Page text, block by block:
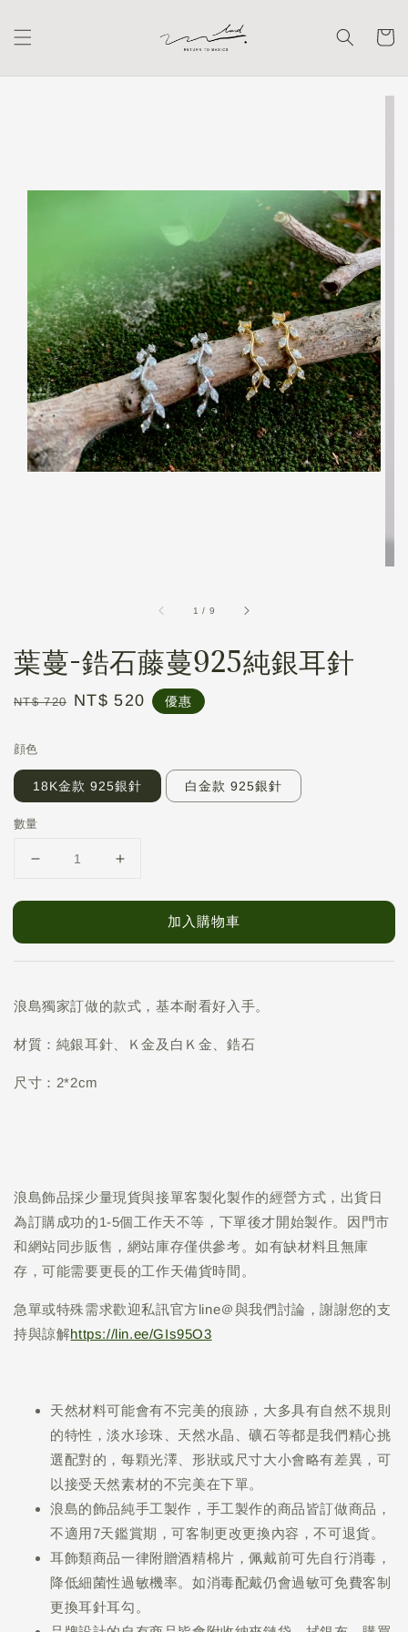
1 / 9
葉蔓-鋯石藤蔓925純銀耳針
Regular
NT$ 720 Sale
NT$ 520 優惠
顔色
18K金款 925銀針 白金款 925銀針
數量
加入購物車
浪島獨家訂做的款式，基本耐看好入手。
材質：純銀耳針、Ｋ金及白Ｋ金、鋯石
尺寸：2*2cm
浪島飾品採少量現貨與接單客製化製作的經營方式，出貨日
為訂購成功的1-5個工作天不等，下單後才開始製作。因門市
和網站同步販售，網站庫存僅供參考。如有缺材料且無庫
存，可能需要更長的工作天備貨時間。
急單或特殊需求歡迎私訊官方line＠與我們討論，謝謝您的支
持與諒解https://lin.ee/GIs95O3
天然材料可能會有不完美的痕跡，大多具有自然不規則
的特性，淡水珍珠、天然水晶、礦石等都是我們精心挑
選配對的，每顆光澤、形狀或尺寸大小會略有差異，可
以接受天然素材的不完美在下單。
浪島的飾品純手工製作，手工製作的商品皆訂做商品，
不適用7天鑑賞期，可客制更改更換內容，不可退貨。
耳飾類商品一律附贈酒精棉片，佩戴前可先自行消毒，
降低細菌性過敏機率。如消毒配戴仍會過敏可免費客制
更換耳針耳勾。